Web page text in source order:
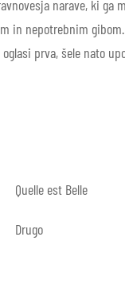
narave, ki
in nepotrebnim
prva, šele nato
Quelle est Belle
Drugo